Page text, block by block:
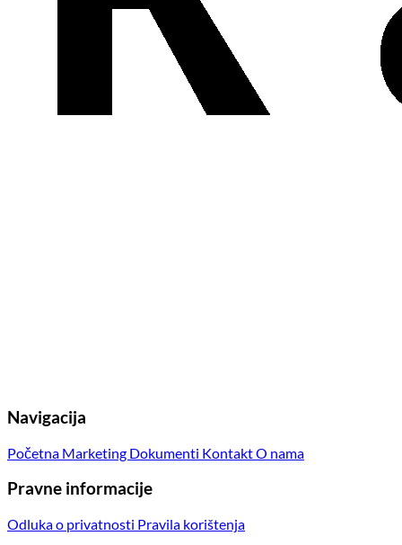
Navigacija
Početna Marketing Dokumenti KontaktO nama
Pravne informacije
Odluka o privatnosti Pravila korištenja